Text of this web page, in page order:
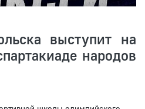
выступит на
народов